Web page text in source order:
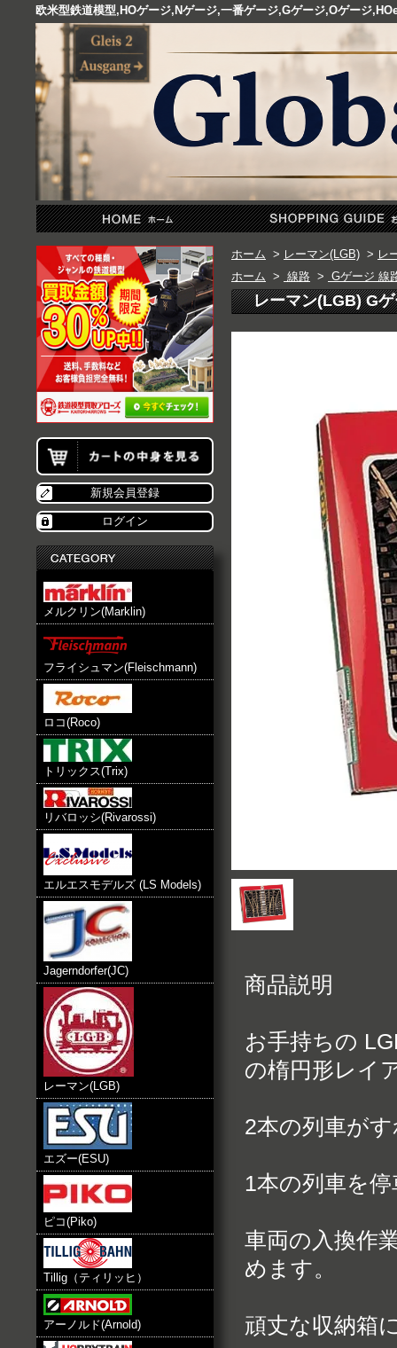
欧米型鉄道模型,HOゲージ,Nゲージ,一番ゲージ,Gゲージ,Oゲージ
新規会員登録
ログイン
メルクリン(Marklin)
フライシュマン(Fleischmann)
ロコ(Roco)
トリックス(Trix)
リバロッシ(Rivarossi)
エルエスモデルズ (LS Models)
Jagerndorfer(JC)
レーマン(LGB)
エズー(ESU)
ピコ(Piko)
Tillig（ティリッヒ）
アーノルド(Arnold)
ホーム > レーマン(LGB) > レ
ホーム > 線路 > Gゲージ 線
レーマン(LGB) G
商品説明
お手持ちの
の楕円形レイ
2本の列車が
1本の列車を
車両の入換作
めます。
頑丈な収納箱